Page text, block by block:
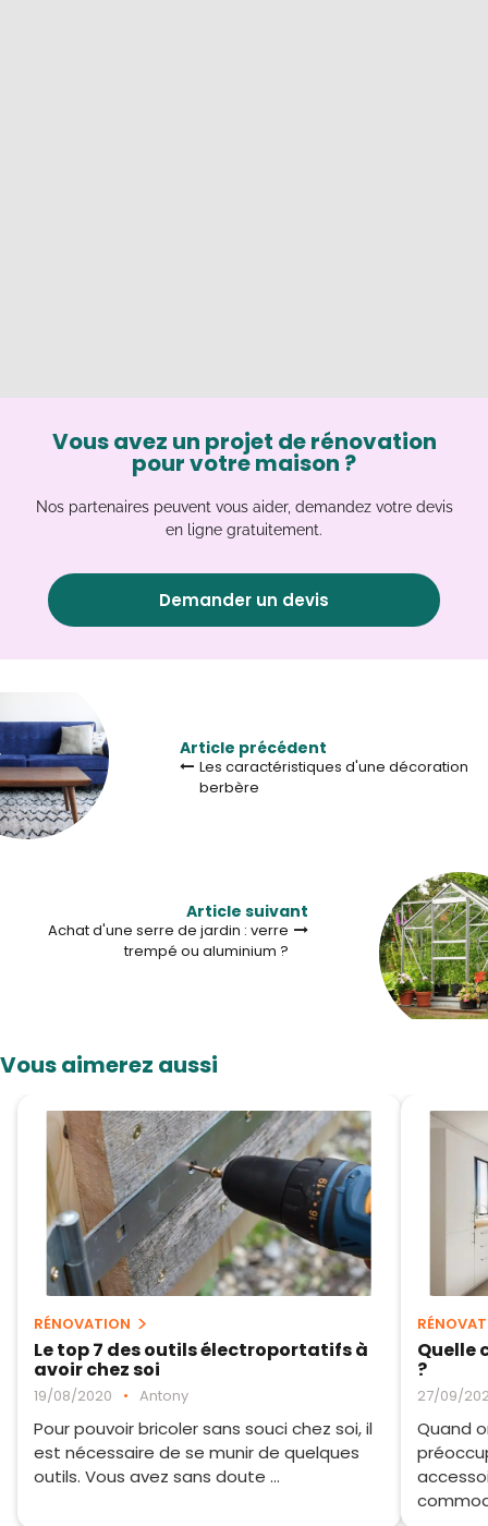
Vous avez un projet de rénovation
pour votre maison ?
Nos partenaires peuvent vous aider, demandez votre devis
en ligne gratuitement.
Demander un devis
Article précédent
Les caractéristiques d'une décoration
berbère
Article suivant
Achat d'une serre de jardin : verre
trempé ou aluminium ?
Vous aimerez aussi
RÉNOVATION
Le top 7 des outils électroportatifs à
avoir chez soi
19/08/2020 • Antony
Pour pouvoir bricoler sans souci chez soi, il
est nécessaire de se munir de quelques
outils. Vous avez sans doute ...
Quelle
?
27/09/
Quand